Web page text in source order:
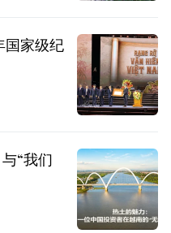
国家级纪
“我们